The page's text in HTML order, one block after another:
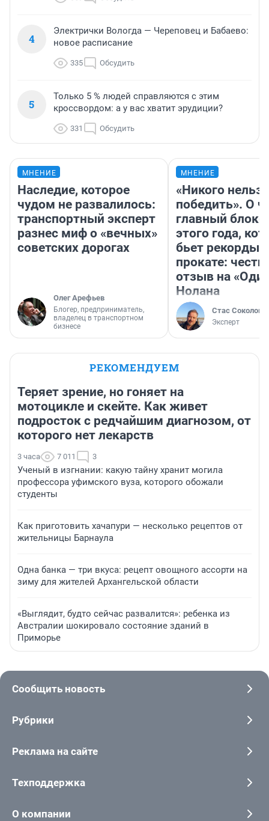
4
Электрички Вологда — Череповец и Бабаево:
новое расписание
335 Обсудить
5
Только 5 % людей справляются с этим
кроссвордом: а у вас хватит эрудиции?
331 Обсудить
МНЕНИЕ
Наследие, которое
чудом не развалилось:
транспортный эксперт
разнес миф о «вечных»
советских дорогах
Олег Арефьев
Блогер, предприниматель,
владелец в транспортном
бизнесе
МНЕНИЕ
«Никого нельзя
победить». О
главный
этого года,
бьет рекорды в
прокате:
отзыв на
Нолана
Стас Соколов
Эксперт
РЕКОМЕНДУЕМ
Теряет зрение, но гоняет на
мотоцикле и скейте. Как живет
подросток с редчайшим диагнозом, от
которого нет лекарств
3 часа 7 011 3
Ученый в изгнании: какую тайну хранит могила
профессора уфимского вуза, которого обожали
студенты
Как приготовить хачапури — несколько рецептов от
жительницы Барнаула
Одна банка — три вкуса: рецепт овощного ассорти на
зиму для жителей Архангельской области
«Выглядит, будто сейчас развалится»: ребенка из
Австралии шокировало состояние зданий в
Приморье
Сообщить новость
Рубрики
Реклама на сайте
Техподдержка
О компании